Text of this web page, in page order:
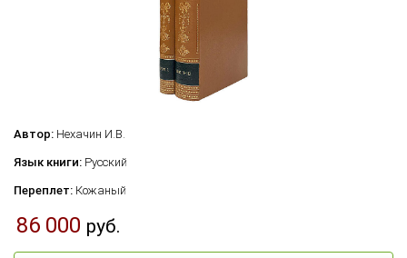
Автор: Нехачин И.В.
Язык книги: Русский
Переплет: Кожаный
86 000 руб.